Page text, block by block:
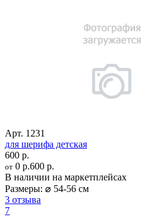
Арт. 1231
для шерифа детская
600 р.
от 0 р.600 р.
В наличии на маркетплейсах
Размеры: ⌀ 54-56 см
3 отзыва
7